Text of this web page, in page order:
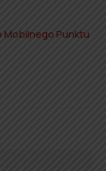
Punktu